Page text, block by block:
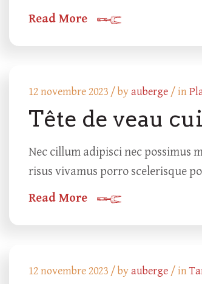
Read More
12 novembre 2023 /byauberge / in
Tête de veau
Nec cillum adipisci nec possimus
risus vivamus porro scelerisque
Read More
12 novembre 2023 /byauberge / in